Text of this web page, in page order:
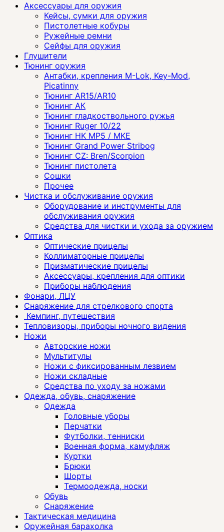
Аксессуары для оружия
Кейсы, сумки для оружия
Пистолетные кобуры
Ружейные ремни
Сейфы для оружия
Глушители
Тюнинг оружия
Антабки, крепления M-Lok, Key-Mod,
Picatinny
Тюнинг AR15/AR10
Тюнинг АК
Тюнинг гладкоствольного ружья
Тюнинг Ruger 10/22
Тюнинг HK MP5 / MKE
Тюнинг Grand Power Stribog
Тюнинг CZ: Bren/Scorpion
Тюнинг пистолета
Сошки
Прочее
Чистка и обслуживание оружия
Оборудование и инструменты для
обслуживания оружия
Средства для чистки и ухода за оружием
Оптика
Оптические прицелы
Коллиматорные прицелы
Призматические прицелы
Аксессуары, крепления для оптики
Приборы наблюдения
Фонари, ЛЦУ
Снаряжение для стрелкового спорта
Кемпинг, путешествия
Тепловизоры, приборы ночного видения
Ножи
Авторские ножи
Мультитулы
Ножи с фиксированным лезвием
Ножи складные
Средства по уходу за ножами
Одежда, обувь, снаряжение
Одежда
Головные уборы
Перчатки
Футболки, тенниски
Военная форма, камуфляж
Куртки
Брюки
Шорты
Термоодежда, носки
Обувь
Снаряжение
Тактическая медицина
Оружейная барахолка